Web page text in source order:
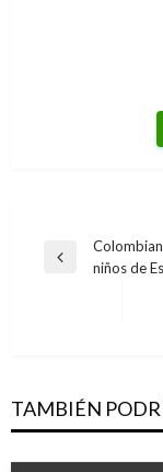
Navegación
Entrada niños de
TAMBIÉN